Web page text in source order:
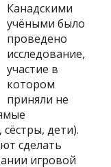
Канадскими
учёными было
проведено
исследование,
участие в
котором
приняли не
дети).
сделать
игровой